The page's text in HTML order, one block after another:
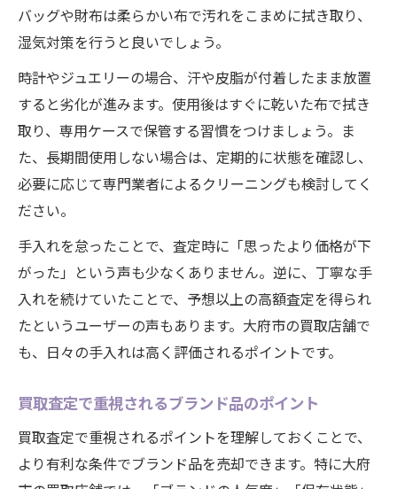
バッグや財布は柔らかい布で汚れをこまめに拭き取り、
湿気対策を行うと良いでしょう。
時計やジュエリーの場合、汗や皮脂が付着したまま放置
すると劣化が進みます。使用後はすぐに乾いた布で拭き
取り、専用ケースで保管する習慣をつけましょう。ま
た、長期間使用しない場合は、定期的に状態を確認し、
必要に応じて専門業者によるクリーニングも検討してく
ださい。
手入れを怠ったことで、査定時に「思ったより価格が下
がった」という声も少なくありません。逆に、丁寧な手
入れを続けていたことで、予想以上の高額査定を得られ
たというユーザーの声もあります。大府市の買取店舗で
も、日々の手入れは高く評価されるポイントです。
買取査定で重視されるブランド品のポイント
買取査定で重視されるポイントを理解しておくことで、
より有利な条件でブランド品を売却できます。特に大府